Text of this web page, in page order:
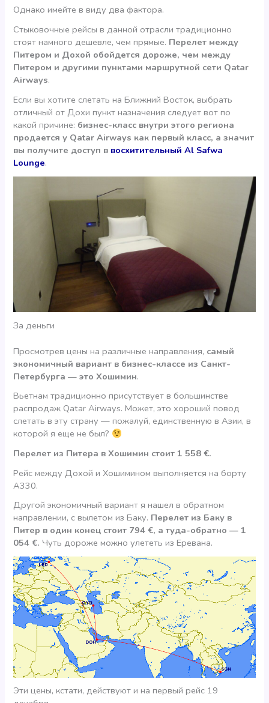
Однако имейте в виду два фактора.
Стыковочные рейсы в данной отрасли традиционно
стоят намного дешевле, чем прямые. Перелет между
Питером и Дохой обойдется дороже, чем между
Питером и другими пунктами маршрутной сети Qatar
Airways.
Если вы хотите слетать на Ближний Восток, выбрать
отличный от Дохи пункт назначения следует вот по
какой причине: бизнес-класс внутри этого региона
продается у Qatar Airways как первый класс, а значит
вы получите доступ в восхитительный Al Safwa
Lounge.
За деньги
Просмотрев цены на различные направления, самый
экономичный вариант в бизнес-классе из Санкт-
Петербурга — это Хошимин.
Вьетнам традиционно присутствует в большинстве
распродаж Qatar Airways. Может, это хороший повод
слетать в эту страну — пожалуй, единственную в Азии, в
которой я еще не был?
Перелет из Питера в Хошимин стоит 1 558 €.
Рейс между Дохой и Хошимином выполняется на борту
А330.
Другой экономичный вариант я нашел в обратном
направлении, с вылетом из Баку. Перелет из Баку в
Питер в один конец стоит 794 €, а туда-обратно — 1
054 €.Чуть дороже можно улететь из Еревана.
Эти цены, кстати, действуют и на первый рейс 19